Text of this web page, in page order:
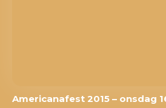
Americanafest 2015 – onsdag